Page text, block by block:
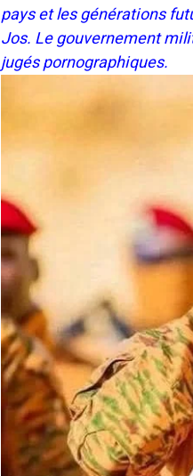
pays et les générations
Jos. Le gouvernement
jugés pornographiques.